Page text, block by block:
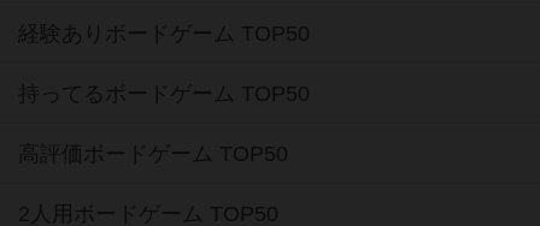
経験ありボードゲーム TOP50
持ってるボードゲーム TOP50
高評価ボードゲーム TOP50
2人用ボードゲーム TOP50